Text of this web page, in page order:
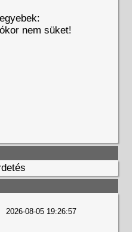
nem süket!
2026-08-05 19:26:57